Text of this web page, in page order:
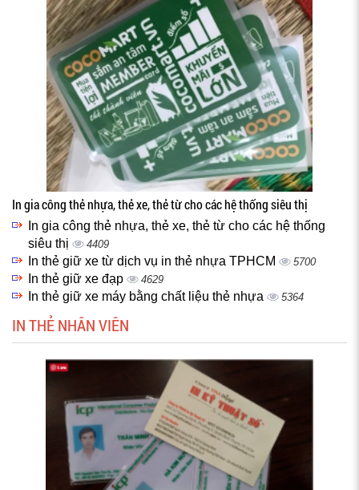
In gia công thẻ nhựa, thẻ xe, thẻ từ cho các hệ thống siêu thị
In gia công thẻ nhựa, thẻ xe, thẻ từ cho các hệ thống
siêu thị
4409
In thẻ giữ xe từ dịch vụ in thẻ nhựa TPHCM 5700
In thẻ giữ xe đạp 4629
In thẻ giữ xe máy bằng chất liệu thẻ nhựa 5364
IN THẺ NHÂN VIÊN